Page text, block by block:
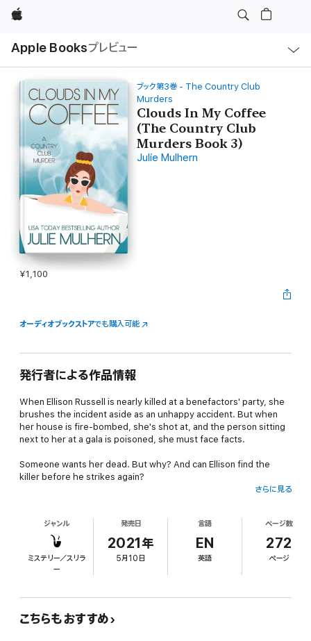
Apple
Apple Booksプレビュー
ル
ブック第3巻 - The Country Club
Murders
Clouds In My Coffee
(The Country Club
Murders Book 3)
Julie Mulhern
¥1,100
オーディオブックストアでも購入可能
発行者による作品情報
When Ellison Russell is nearly killed at a benefactors' party, she
brushes the incident aside as an unhappy accident. But when
her house is fire-bombed, she's shot at, and the person sitting
next to her at a gala is poisoned, she must face facts.
Someone wants her dead. But why? And can Ellison find the
killer before he strikes again?
Ellison might need more than cream in her coffee.
さらに見る
ジャンル
ミステリー／スリラ
ー
発売日
2021年
5月10日
言語
EN
英語
ページ数
272
ページ
こちらもおすすめ